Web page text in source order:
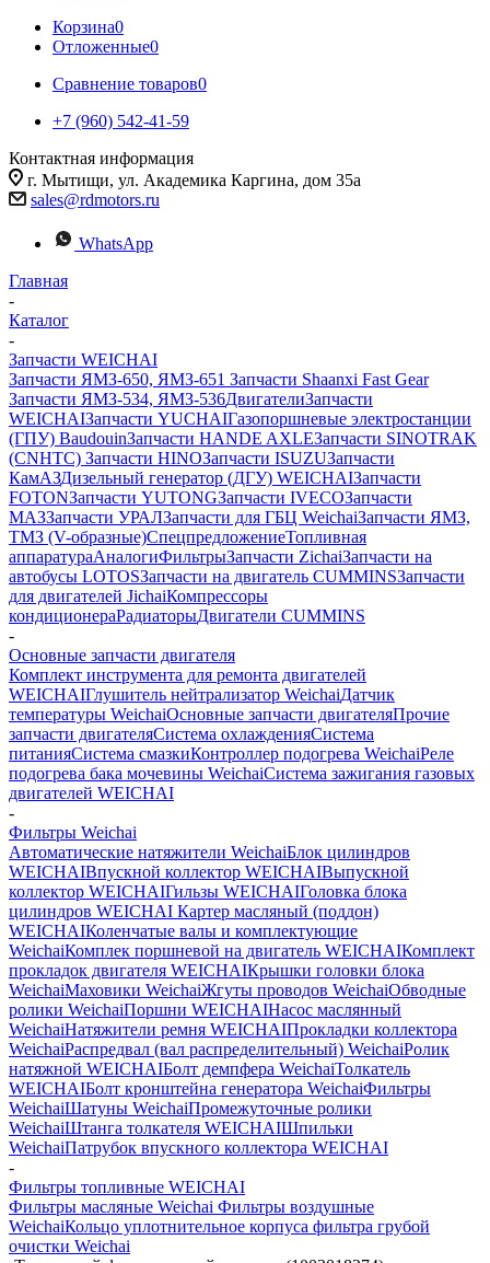
Корзина0
Отложенные0
Сравнение товаров0
+7 (960) 542-41-59
Контактная информация
г. Мытищи, ул. Академика Каргина, дом 35а
sales@rdmotors.ru
WhatsApp
Главная
-
Каталог
-
Запчасти WEICHAI
Запчасти ЯМЗ-650, ЯМЗ-651 Запчасти Shaanxi Fast Gear
Запчасти ЯМЗ-534, ЯМЗ-536ДвигателиЗапчасти
WEICHAIЗапчасти YUCHAIГазопоршневые электростанции
(ГПУ) BaudouinЗапчасти HANDE AXLEЗапчасти SINOTRAK
(CNHTC) Запчасти HINOЗапчасти ISUZUЗапчасти
КамАЗДизельный генератор (ДГУ) WEICHAIЗапчасти
FOTONЗапчасти YUTONGЗапчасти IVECOЗапчасти
МАЗЗапчасти УРАЛЗапчасти для ГБЦ WeichaiЗапчасти ЯМЗ,
ТМЗ (V-образные)СпецпредложениеТопливная
аппаратураАналогиФильтрыЗапчасти ZichaiЗапчасти на
автобусы LOTOSЗапчасти на двигатель CUMMINSЗапчасти
для двигателей JichaiКомпрессоры
кондиционераРадиаторыДвигатели CUMMINS
-
Основные запчасти двигателя
Комплект инструмента для ремонта двигателей
WEICHAIГлушитель нейтрализатор WeichaiДатчик
температуры WeichaiОсновные запчасти двигателяПрочие
запчасти двигателяСистема охлажденияСистема
питанияСистема смазкиКонтроллер подогрева WeichaiРеле
подогрева бака мочевины WeichaiСистема зажигания газовых
двигателей WEICHAI
-
Фильтры Weichai
Автоматические натяжители WeichaiБлок цилиндров
WEICHAIВпускной коллектор WEICHAIВыпускной
коллектор WEICHAIГильзы WEICHAIГоловка блока
цилиндров WEICHAI Картер масляный (поддон)
WEICHAIКоленчатые валы и комплектующие
WeichaiКомплек поршневой на двигатель WEICHAIКомплект
прокладок двигателя WEICHAIКрышки головки блока
WeichaiМаховики WeichaiЖгуты проводов WeichaiОбводные
ролики WeichaiПоршни WEICHAIНасос маслянный
WeichaiНатяжители ремня WEICHAIПрокладки коллектора
WeichaiРаспредвал (вал распределительный) WeichaiРолик
натяжной WEICHAIБолт демпфера WeichaiТолкатель
WEICHAIБолт кронштейна генератора WeichaiФильтры
WeichaiШатуны WeichaiПромежуточные ролики
WeichaiШтанга толкателя WEICHAIШпильки
WeichaiПатрубок впускного коллектора WEICHAI
-
Фильтры топливные WEICHAI
Фильтры масляные Weichai Фильтры воздушные
WeichaiКольцо уплотнительное корпуса фильтра грубой
очистки Weichai